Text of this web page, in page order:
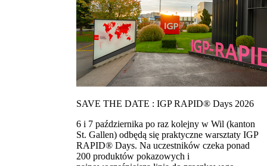
SAVE THE DATE : IGP RAPID® Days 2026
6 i 7 października po raz kolejny w Wil (kanton
St. Gallen) odbędą się praktyczne warsztaty IGP
RAPID® Days. Na uczestników czeka ponad
200 produktów pokazowych i